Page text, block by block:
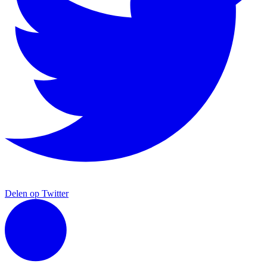
Delen op Twitter